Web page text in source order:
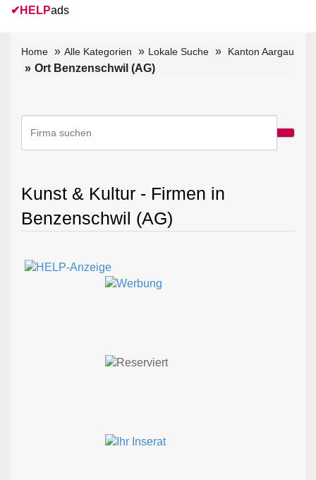
✔ HELPads
Home Alle Kategorien Lokale Suche Kanton Aargau
Ort Benzenschwil (AG)
Kunst & Kultur - Firmen in
Benzenschwil (AG)